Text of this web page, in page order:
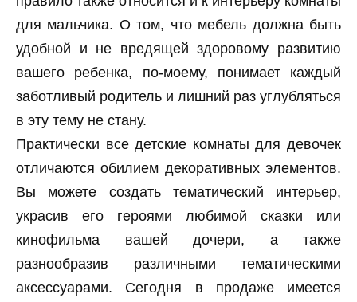
для мальчика. О том, что мебель должна быть
удобной и не вредящей здоровому развитию
вашего ребенка, по-моему, понимает каждый
заботливый родитель и лишний раз углубляться
в эту тему не стану.
Практически все детские комнаты для девочек
отличаются обилием декоративных элементов.
Вы можете создать тематический интерьер,
украсив его героями любимой сказки или
кинофильма вашей дочери, а также
разнообразив различными тематическими
аксессуарами. Сегодня в продаже имеется